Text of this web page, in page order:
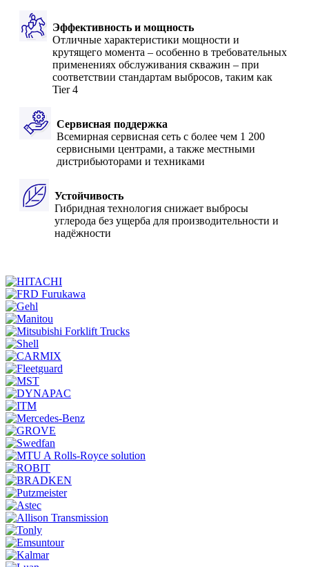
Эффективность и мощность
Отличные характеристики мощности и
крутящего момента – особенно в требовательных
применениях обслуживания скважин – при
соответствии стандартам выбросов, таким как
Tier 4
Сервисная поддержка
Всемирная сервисная сеть с более чем 1 200
сервисными центрами, а также местными
дистрибьюторами и техниками
Устойчивость
Гибридная технология снижает выбросы
углерода без ущерба для производительности и
надёжности